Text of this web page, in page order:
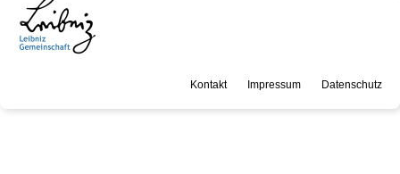
Kontakt Impressum Datenschutz